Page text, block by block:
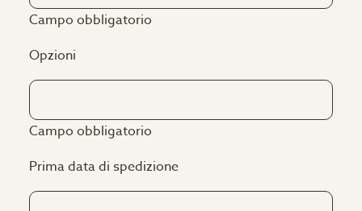
Campo obbligatorio
Opzioni
Campo obbligatorio
Prima data di spedizione